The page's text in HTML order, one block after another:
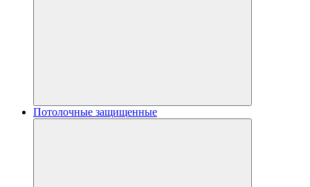
Потолочные защищенные